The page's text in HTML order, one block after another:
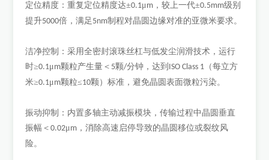
定位精度：重复定位精度达±0.1μm ，较上一代±0.5mm级别
提升5000倍，满足 5nm制程对晶圆边缘对准的亚微米要求。
洁净控制：采用全密封滚珠丝杠与低发尘润滑技术，运行
时≥0.1μm颗粒产生量＜ 5颗/分钟，达到 ISO Class 1 （每立方
米≥0.1μm颗粒≤10颗）标准，避免晶圆表面微粒污染。
振动抑制：内置多轴主动减振模块，传输过程中晶圆垂直
振幅＜0.02μm ，消除高速启停导致的晶圆移位或裂纹风
险。